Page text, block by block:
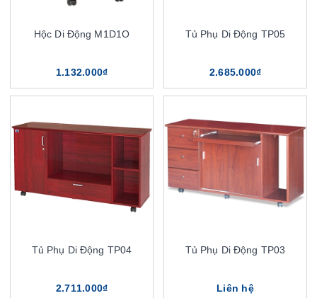
Hộc Di Động M1D1O
1.132.000₫
Tủ Phụ Di Động TP05
2.685.000₫
Tủ Phụ Di Động TP04
2.711.000₫
Tủ Phụ Di Động TP03
Liên hệ